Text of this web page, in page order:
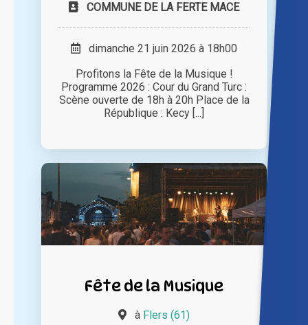
COMMUNE DE LA FERTE MACE
dimanche 21 juin 2026 à 18h00
Profitons la Fête de la Musique !
Programme 2026 : Cour du Grand Turc :
Scène ouverte de 18h à 20h Place de la
République : Kecy [...]
Fête de la Musique
à Flers (61)